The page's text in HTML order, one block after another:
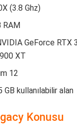
(3.8 Ghz)
RAM
GeForce
XT
12
GB kullanılabilir alan
Konusu